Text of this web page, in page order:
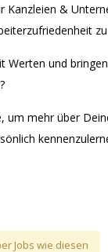
Kanzleien &
Werten und
um mehr über
Jobs wie diesen